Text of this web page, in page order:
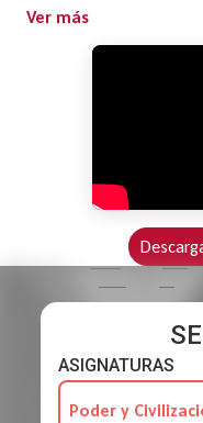
Tu travesía
especialización
perfil como líder
transformar la
Ver más
ASIGNATURAS
Poder y